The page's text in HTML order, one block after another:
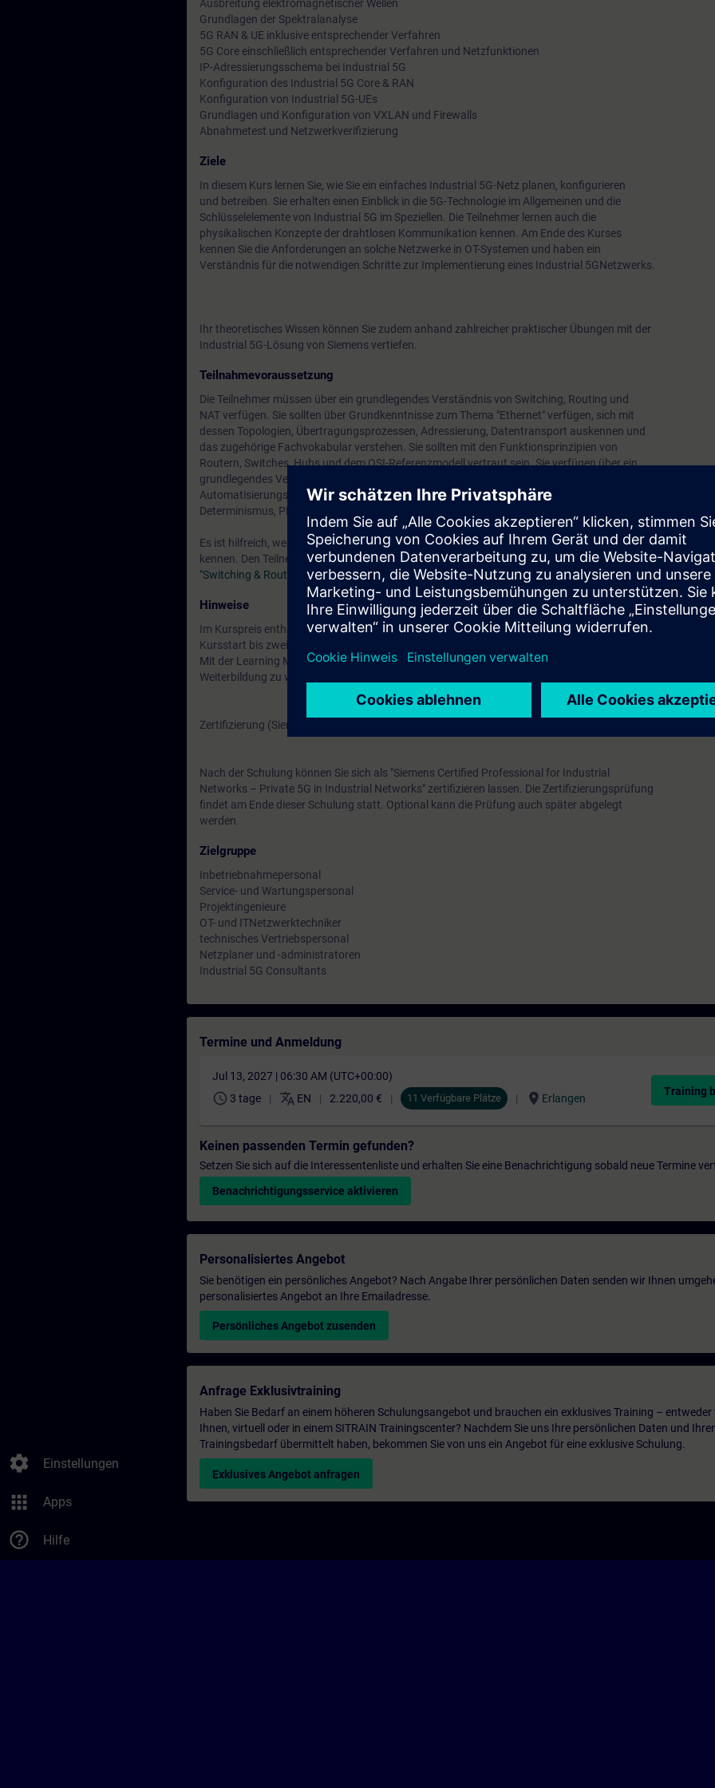
settings Einstellungen
apps Apps
help_outline Hilfe
Umsetzung komplexer Anwendungen im Innen- und
Gleichzeitig sind solche
Netze in industriellen Umgebungen extremen Bedingungen wie
Temperaturschwankungen,
Feuchtigkeit, Staub usw. ausgesetzt.
Ausbreitung elektromagnetischer Wellen
Grundlagen der Spektralanalyse
5G RAN & UE inklusive entsprechender Verfahren
5G Core einschließlich entsprechender Verfahren und Netzfunktionen
IP-Adressierungsschema bei Industrial 5G
Konfiguration des Industrial 5G Core & RAN
Konfiguration von Industrial 5G-UEs
Grundlagen und Konfiguration von VXLAN und Firewalls
Abnahmetest und Netzwerkverifizierung
Ziele
In diesem Kurs lernen Sie, wie Sie ein einfaches Industrial 5G-Netz planen, konfigurieren
und betreiben. Sie erhalten einen Einblick in die 5G-Technologie im Allgemeinen und die
Schlüsselelemente von Industrial 5G im Speziellen. Die Teilnehmer lernen auch die
physikalischen Konzepte der drahtlosen Kommunikation kennen. Am Ende des Kurses
kennen Sie die Anforderungen an solche Netzwerke in OT-Systemen und haben ein
Verständnis für die notwendigen Schritte zur Implementierung eines Industrial 5GNetzwerks.
Ihr theoretisches Wissen können Sie zudem anhand zahlreicher praktischer Übungen mit der
Industrial 5G-Lösung von Siemens vertiefen.
Teilnahmevoraussetzung
Die Teilnehmer müssen über ein grundlegendes Verständnis von Switching, Routing und
NAT verfügen. Sie sollten über Grundkenntnisse zum Thema "Ethernet" verfügen, sich mit
dessen Topologien, Übertragungsprozessen, Adressierung, Datentransport auskennen und
das zugehörige Fachvokabular verstehen. Sie sollten mit den Funktionsprinzipien von
Routern, Switches, Hubs und dem OSI-Referenzmodell vertraut sein. Sie verfügen über ein
grundlegendes Verständnis typischer industrieller Anwendungen und
Automatisierungskonzepte mit Geräten wie SPS, SCADA und Formulierungen wie
Determinismus, PROFINET usw. einschließlich Industrial Security.
Es ist hilfreich, wenn Sie die Grundlagen von drahtlosen Netzwerken wie WLAN oder 4G
kennen. Den Teilnehmern wird empfohlen, die Schulungen"Security in Industrial Networks with
"Switching & Routing in Industrial Networks with SCALANCE"im Vorfeld zu besuchen.
Hinweise
Im Kurspreis enthalten: Kostenloser Zugang zur digitalen LernplattformSITRAIN access– beginnend
Kursstart bis zwei Wochen nach Kursende.
Mit der Learning Membership können Sie die Inhalte dieses Learning Events vertiefen oder wiederholen
Weiterbildung zu weiteren interessanten Themen fortsetzen.
Zertifizierung (Siemens CPIN-LEVEL)
Nach der Schulung können Sie sich als "Siemens Certified Professional for Industrial
Networks – Private 5G in Industrial Networks" zertifizieren lassen. Die Zertifizierungsprüfung
findet am Ende dieser Schulung statt. Optional kann die Prüfung auch später abgelegt
werden.
Zielgruppe
Inbetriebnahmepersonal
Service- und Wartungspersonal
Projektingenieure
OT- und ITNetzwerktechniker
technisches Vertriebspersonal
Netzplaner und -administratoren
Industrial 5G Consultants
Termine und Anmeldung
Jul 13, 2027 | 06:30 AM (UTC+00:00)
schedule 3 tage translate EN 2.220,00 € 11 Verfügbare Plätze location_on Erlangen
Training
Keinen passenden Termin gefunden?
Setzen Sie sich auf die Interessentenliste und erhalten Sie eine Benachrichtigung sobald neue Termine
Benachrichtigungsservice aktivieren
Personalisiertes Angebot
Sie benötigen ein persönliches Angebot? Nach Angabe Ihrer persönlichen Daten senden wir Ihnen
personalisiertes Angebot an Ihre Emailadresse.
Persönliches Angebot zusenden
Anfrage Exklusivtraining
Haben Sie Bedarf an einem höheren Schulungsangebot und brauchen ein exklusives Training – entweder
Ihnen, virtuell oder in einem SITRAIN Trainingscenter? Nachdem Sie uns Ihre persönlichen Daten und
Trainingsbedarf übermittelt haben, bekommen Sie von uns ein Angebot für eine exklusive Schulung.
Exklusives Angebot anfragen